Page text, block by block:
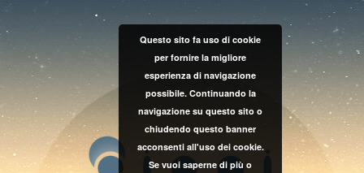
Questo sito fa uso di cookie
per fornire la migliore
esperienza di navigazione
possibile. Continuando la
navigazione su questo sito o
chiudendo questo banner
acconsenti all'uso dei cookie.
Se vuoi saperne di più o